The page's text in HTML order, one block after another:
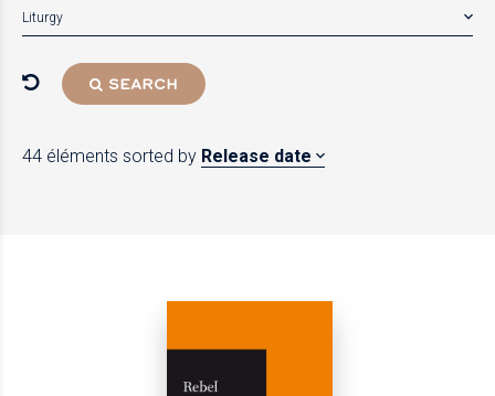
Liturgy
SEARCH
44 éléments sorted by Release date